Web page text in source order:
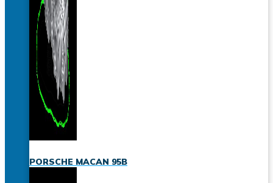
PORSCHE MACAN 95B